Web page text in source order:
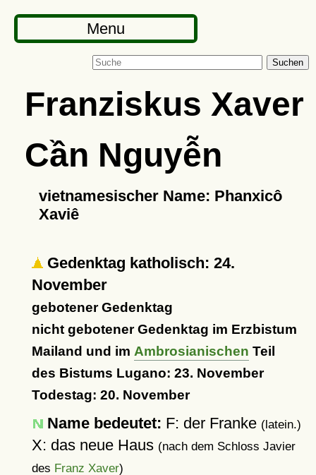
Menu
Suchen
Franziskus Xaver
Cần Nguyễn
vietnamesischer Name: Phanxicô
Xaviê
Gedenktag katholisch: 24.
November
gebotener Gedenktag
nicht gebotener Gedenktag im Erzbistum
Mailand und im Ambrosianischen Teil
des Bistums Lugano: 23. November
Todestag: 20. November
Name bedeutet: F: der Franke (latein.)
X: das neue Haus (nach dem Schloss Javier
des Franz Xaver)